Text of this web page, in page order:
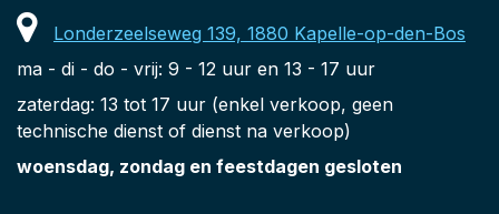
Londerzeelseweg 139, 1880 Kapelle-op-den-Bos
ma - di - do - vrij: 9 - 12 uur en 13 - 17 uur
zaterdag: 13 tot 17 uur (enkel verkoop, geen
technische dienst of dienst na verkoop)
woensdag, zondag en feestdagen gesloten